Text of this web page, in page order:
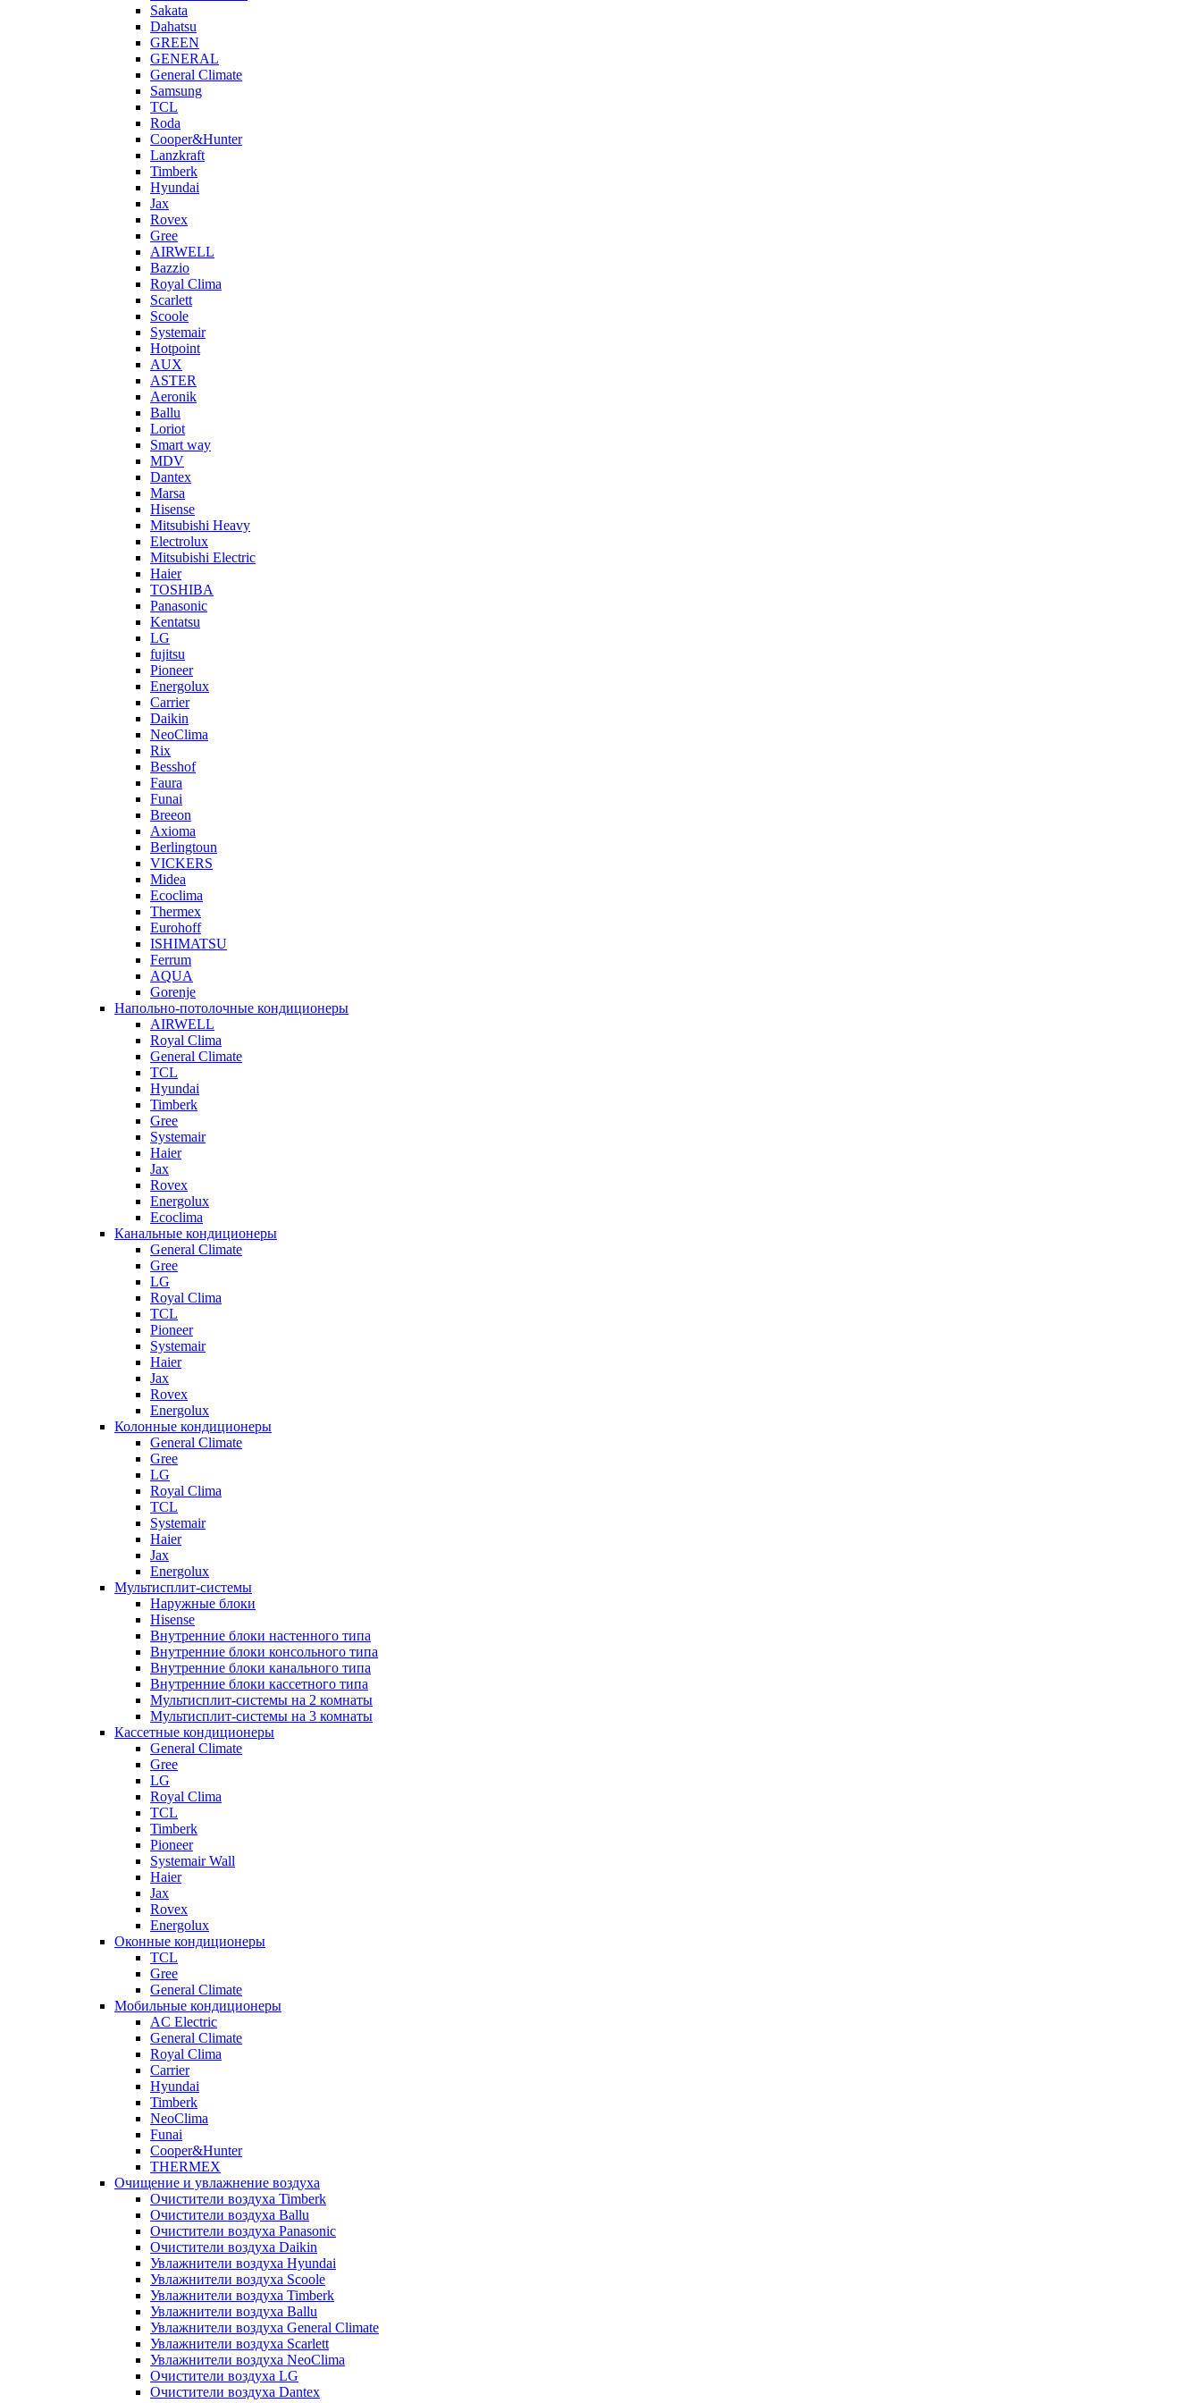
Sakata
Dahatsu
GREEN
GENERAL
General Climate
Samsung
TCL
Roda
Cooper&Hunter
Lanzkraft
Timberk
Hyundai
Jax
Rovex
Gree
AIRWELL
Bazzio
Royal Clima
Scarlett
Scoole
Systemair
Hotpoint
AUX
ASTER
Aeronik
Ballu
Loriot
Smart way
MDV
Dantex
Marsa
Hisense
Mitsubishi Heavy
Electrolux
Mitsubishi Electric
Haier
TOSHIBA
Panasonic
Kentatsu
LG
fujitsu
Pioneer
Energolux
Carrier
Daikin
NeoClima
Rix
Besshof
Faura
Funai
Breeon
Axioma
Berlingtoun
VICKERS
Midea
Ecoclima
Thermex
Eurohoff
ISHIMATSU
Ferrum
AQUA
Gorenje
Напольно-потолочные кондиционеры
AIRWELL
Royal Clima
General Climate
TCL
Hyundai
Timberk
Gree
Systemair
Haier
Jax
Rovex
Energolux
Ecoclima
Канальные кондиционеры
General Climate
Gree
LG
Royal Clima
TCL
Pioneer
Systemair
Haier
Jax
Rovex
Energolux
Колонные кондиционеры
General Climate
Gree
LG
Royal Clima
TCL
Systemair
Haier
Jax
Energolux
Мультисплит-системы
Наружные блоки
Hisense
Внутренние блоки настенного типа
Внутренние блоки консольного типа
Внутренние блоки канального типа
Внутренние блоки кассетного типа
Мультисплит-системы на 2 комнаты
Мультисплит-системы на 3 комнаты
Кассетные кондиционеры
General Climate
Gree
LG
Royal Clima
TCL
Timberk
Pioneer
Systemair Wall
Haier
Jax
Rovex
Energolux
Оконные кондиционеры
TCL
Gree
General Climate
Мобильные кондиционеры
AC Electric
General Climate
Royal Clima
Carrier
Hyundai
Timberk
NeoClima
Funai
Cooper&Hunter
THERMEX
Очищение и увлажнение воздуха
Очистители воздуха Timberk
Очистители воздуха Ballu
Очистители воздуха Panasonic
Очистители воздуха Daikin
Увлажнители воздуха Hyundai
Увлажнители воздуха Scoole
Увлажнители воздуха Timberk
Увлажнители воздуха Ballu
Увлажнители воздуха General Climate
Увлажнители воздуха Scarlett
Увлажнители воздуха NeoClima
Очистители воздуха LG
Очистители воздуха Dantex